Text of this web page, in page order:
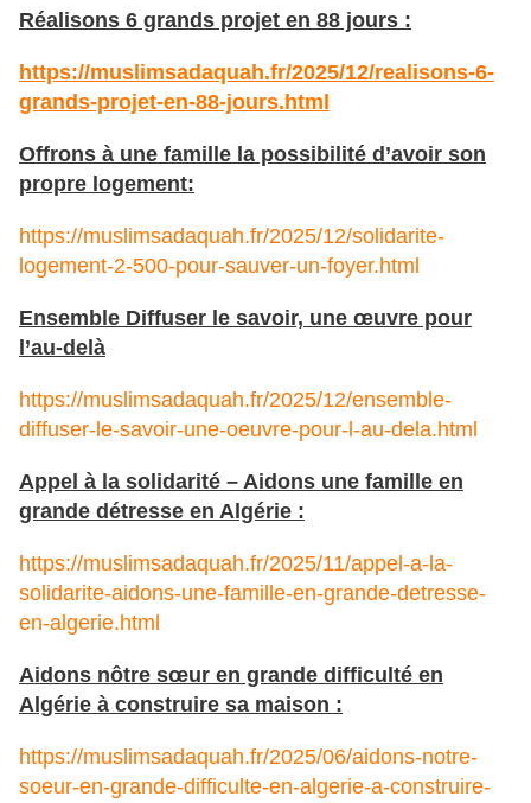
Réalisons 6 grands projet en 88 jours :
https://muslimsadaquah.fr/2025/12/realisons-6-
grands-projet-en-88-jours.html
Offrons à une famille la possibilité d’avoir son
propre logement:
https://muslimsadaquah.fr/2025/12/solidarite-
logement-2-500-pour-sauver-un-foyer.html
Ensemble Diffuser le savoir, une œuvre pour
l’au-delà
https://muslimsadaquah.fr/2025/12/ensemble-
diffuser-le-savoir-une-oeuvre-pour-l-au-dela.html
Appel à la solidarité – Aidons une famille en
grande détresse en Algérie :
https://muslimsadaquah.fr/2025/11/appel-a-la-
solidarite-aidons-une-famille-en-grande-detresse-
en-algerie.html
Aidons nôtre sœur en grande difficulté en
Algérie à construire sa maison :
https://muslimsadaquah.fr/2025/06/aidons-notre-
soeur-en-grande-difficulte-en-algerie-a-construire-